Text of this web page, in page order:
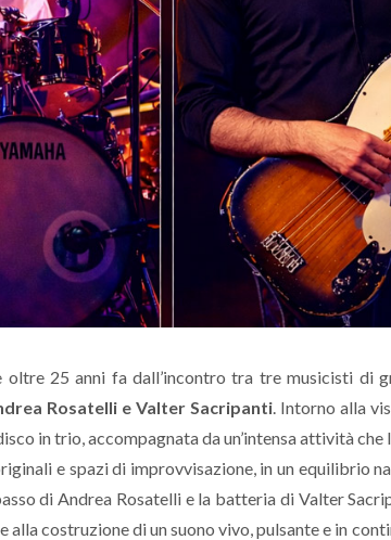
oltre 25 anni fa dall’incontro tra tre musicisti di
Rosatelli e Valter Sacripanti. Intorno alla
in trio, accompagnata da un’intensa attività
e spazi di improvvisazione, in un equilibrio
di Andrea Rosatelli e la batteria di Valter
alla costruzione di un suono vivo, pulsante e in